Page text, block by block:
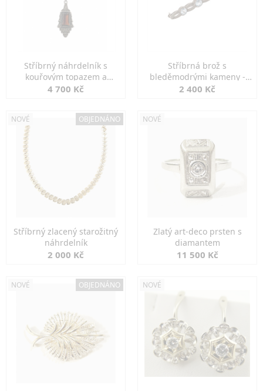
Stříbrný náhrdelník s
kouřovým topazem a
markazity
4 700 Kč
Stříbrná brož s
bleděmodrými kameny -
jemná elegance
2 400 Kč
NOVÉ OBJEDNÁNO
Stříbrný zlacený starožitný
náhrdelník
2 000 Kč
NOVÉ
Zlatý art-deco prsten s
diamantem
11 500 Kč
NOVÉ OBJEDNÁNO NOVÉ